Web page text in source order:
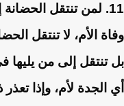
11. لمن تنتقل الحضانة إذا توفيت الأم الحاضنة؟
وفاة الأم، لا تنتقل
بل تنتقل إلى من يليها
أي الجدة لأم، وإذا